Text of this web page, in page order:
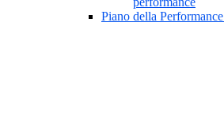
Piano della Performance